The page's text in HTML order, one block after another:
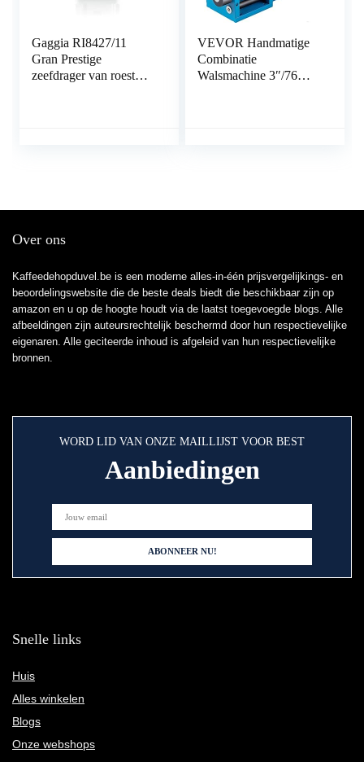
Gaggia RI8427/11
Gran Prestige
zeefdrager van roestvrij
VEVOR Handmatige
Combinatie
Walsmachine 3″/76
Over ons
Kaffeedehopduvel.be is een moderne alles-in-één prijsvergelijkings- en
beoordelingswebsite die de beste deals biedt die beschikbaar zijn op
amazon en u op de hoogte houdt via de laatst toegevoegde blogs. Alle
afbeeldingen zijn auteursrechtelijk beschermd door hun respectievelijke
eigenaren. Alle geciteerde inhoud is afgeleid van hun respectievelijke
bronnen.
WORD LID VAN ONZE MAILLIJST VOOR BEST
Aanbiedingen
Snelle links
Huis
Alles winkelen
Blogs
Onze webshops